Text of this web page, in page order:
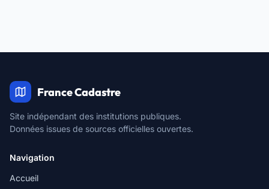
France Cadastre
Site indépendant des institutions publiques.
Données issues de sources officielles ouvertes.
Navigation
Accueil